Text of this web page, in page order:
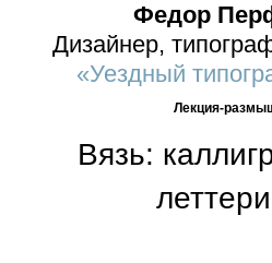
Федор
Дизайнер,
«Уездный
Лекция-
Вязь: